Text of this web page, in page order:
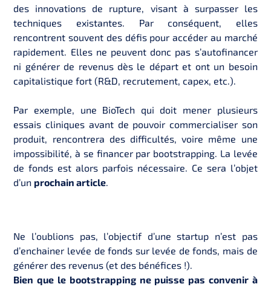
des innovations de rupture, visant à surpasser les
techniques existantes. Par conséquent, elles
rencontrent souvent des défis pour accéder au marché
rapidement. Elles ne peuvent donc pas s’autofinancer
ni générer de revenus dès le départ et ont un besoin
capitalistique fort (R&D, recrutement, capex, etc.).
Par exemple, une BioTech qui doit mener plusieurs
essais cliniques avant de pouvoir commercialiser son
produit, rencontrera des difficultés, voire même une
impossibilité, à se financer par bootstrapping. La levée
de fonds est alors parfois nécessaire. Ce sera l’objet
d’un prochain article.
Ne l’oublions pas, l’objectif d’une startup n’est pas
d’enchainer levée de fonds sur levée de fonds, mais de
générer des revenus (et des bénéfices !).
Bien que le bootstrapping ne puisse pas convenir à